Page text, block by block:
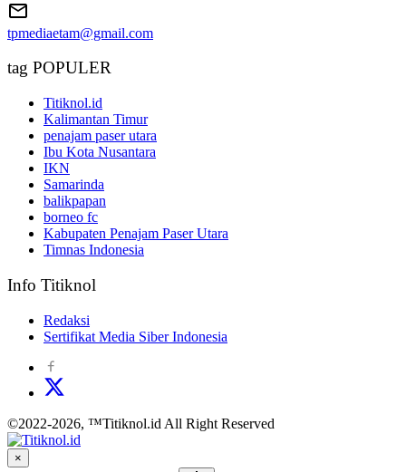
tpmediaetam@gmail.com
tag POPULER
Titiknol.id
Kalimantan Timur
penajam paser utara
Ibu Kota Nusantara
IKN
Samarinda
balikpapan
borneo fc
Kabupaten Penajam Paser Utara
Timnas Indonesia
Info Titiknol
Redaksi
Sertifikat Media Siber Indonesia
©2022-2026, ™Titiknol.id All Right Reserved
×